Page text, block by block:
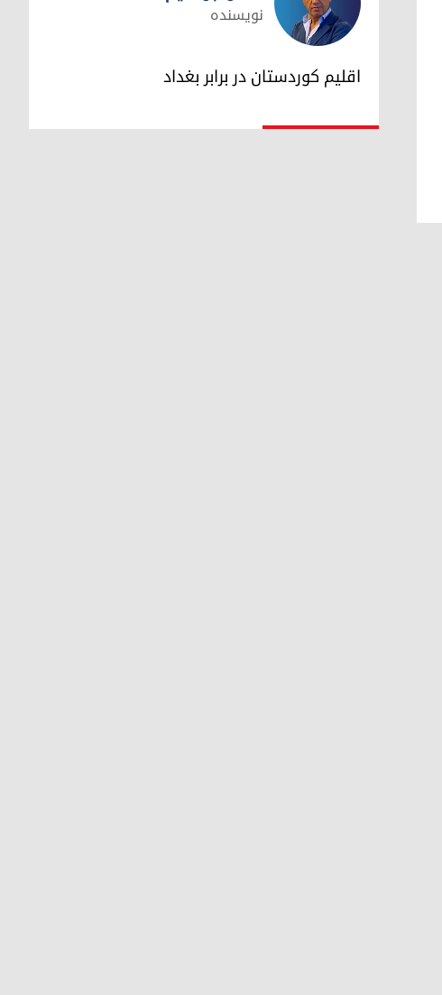
دکتر ابراهیم خالد
نویسنده
اقلیم کوردستان در برابر بغداد